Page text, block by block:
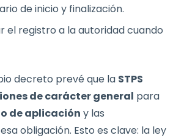
de inicio y finalización.
el registro a la autoridad cuando
decreto prevé que la STPS
de carácter general para
de aplicación y las
obligación. Esto es clave: la ley